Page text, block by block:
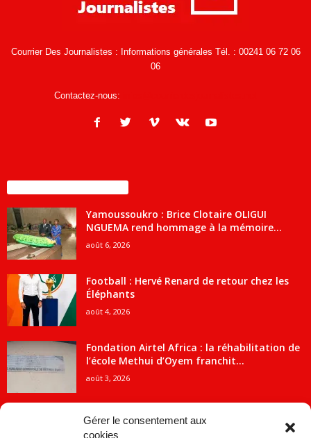
Gérer le consentement aux
cookies
Courrier Des Journalistes : Informations générales Tél. : 00241 06 72 06
06
Contactez-nous:
Yamoussoukro : Brice Clotaire OLIGUI
NGUEMA rend hommage à la mémoire...
août 6, 2026
Football : Hervé Renard de retour chez les
Éléphants
août 4, 2026
Fondation Airtel Africa : la réhabilitation de
l’école Methui d’Oyem franchit...
août 3, 2026